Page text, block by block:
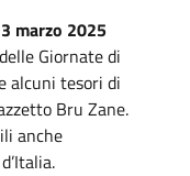
marzo 2025
Giornate di
alcuni tesori di
Bru Zane.
anche